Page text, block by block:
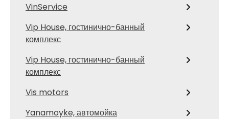
VinService
Vip House, гостинично-банный
комплекс
Vip House, гостинично-банный
комплекс
Vis motors
Yanamoyke, автомойка